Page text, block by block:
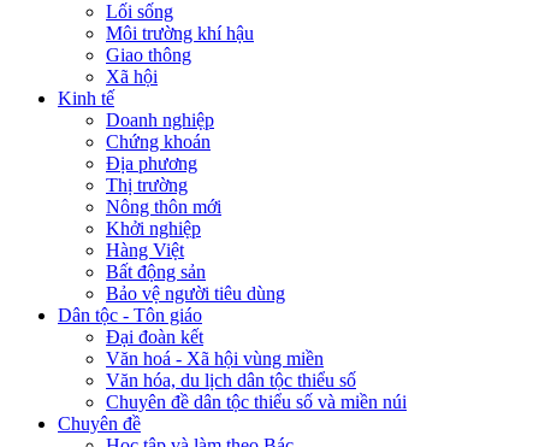
Lối sống
Môi trường khí hậu
Giao thông
Xã hội
Kinh tế
Doanh nghiệp
Chứng khoán
Địa phương
Thị trường
Nông thôn mới
Khởi nghiệp
Hàng Việt
Bất động sản
Bảo vệ người tiêu dùng
Dân tộc - Tôn giáo
Đại đoàn kết
Văn hoá - Xã hội vùng miền
Văn hóa, du lịch dân tộc thiểu số
Chuyên đề dân tộc thiểu số và miền núi
Chuyên đề